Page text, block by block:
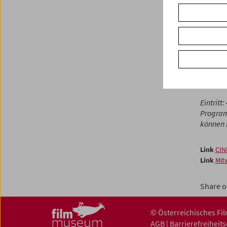
sehen,
besten
Kino
Eintritt:
können
Link
Link
Share
© Österreichisches
AGB |